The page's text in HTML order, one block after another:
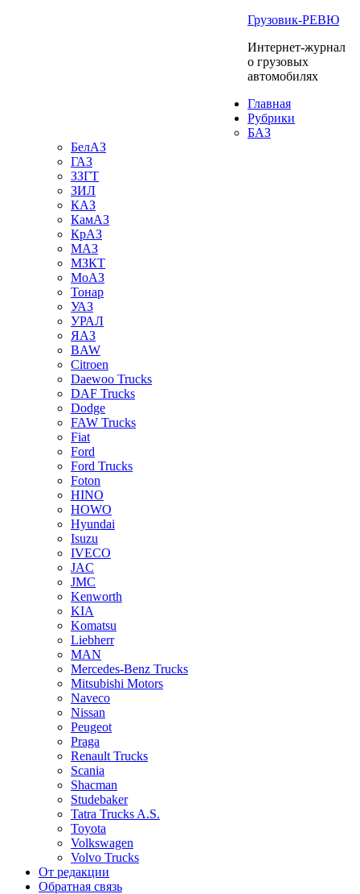
Грузовик-РЕВЮ
Интернет-журнал
о грузовых
автомобилях
Главная
Рубрики
БАЗ
БелАЗ
ГАЗ
ЗЗГТ
ЗИЛ
КАЗ
КамАЗ
КрАЗ
МАЗ
МЗКТ
МоАЗ
Тонар
УАЗ
УРАЛ
ЯАЗ
BAW
Citroen
Daewoo Trucks
DAF Trucks
Dodge
FAW Trucks
Fiat
Ford
Ford Trucks
Foton
HINO
HOWO
Hyundai
Isuzu
IVECO
JAC
JMC
Kenworth
KIA
Komatsu
Liebherr
MAN
Mercedes-Benz Trucks
Mitsubishi Motors
Naveco
Nissan
Peugeot
Praga
Renault Trucks
Scania
Shacman
Studebaker
Tatra Trucks A.S.
Toyota
Volkswagen
Volvo Trucks
От редакции
Обратная связь